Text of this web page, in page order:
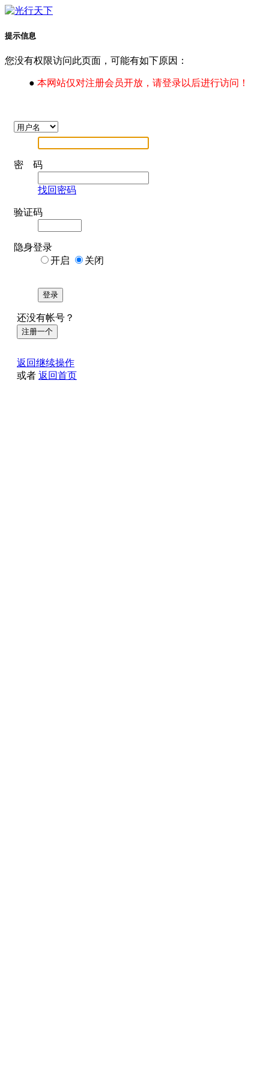
提示信息
您没有权限访问此页面，可能有如下原因：
● 本网站仅对注册会员开放，请登录以后进行访问！
密 码
找回密码
验证码
隐身登录
开启
关闭
登录
还没有帐号？
注册一个
返回继续操作
或者 返回首页